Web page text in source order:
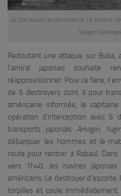
La 20e division en formation le 16 octobre
l’Asagiri
Redoutant une attaque sur Buka,
l’amiral japonais souhaite
réapprovisionner. Pour ce faire, il
de 5 destroyers dont 3 pour
américaine informée, le
opération d’interception avec 5
transports japonais Amagiri,
débarquer les hommes et le
route pour rentrer à Rabaul.
vers 1h40, les navires
américains. Le destroyer d’escorte,
torpilles et coule immédiatement.